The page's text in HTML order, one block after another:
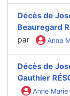
Décès de
Beauregard
par
Anne
Décès de
Gauthier
Anne Marie